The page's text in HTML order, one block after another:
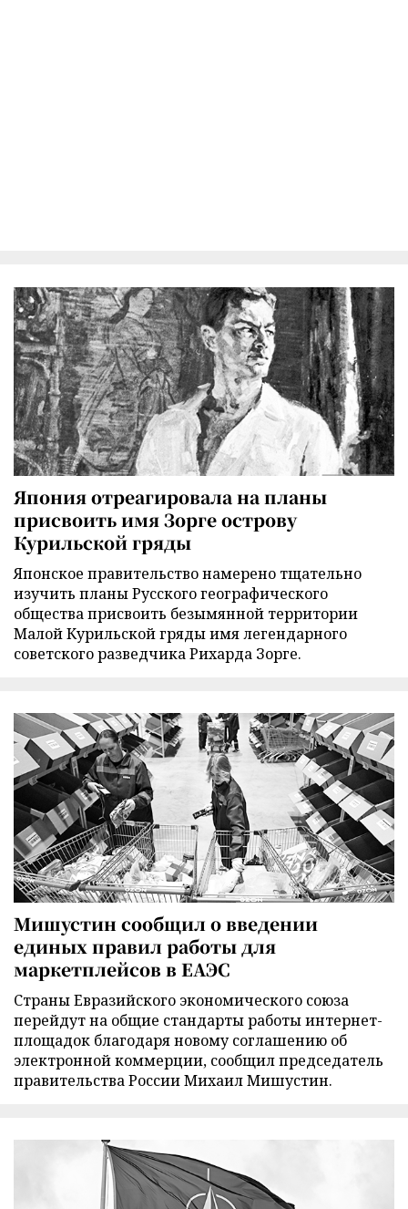
Япония отреагировала на планы
присвоить имя Зорге острову
Курильской гряды
Японское правительство намерено тщательно
изучить планы Русского географического
общества присвоить безымянной территории
Малой Курильской гряды имя легендарного
советского разведчика Рихарда Зорге.
Мишустин сообщил о введении
единых правил работы для
маркетплейсов в ЕАЭС
Страны Евразийского экономического союза
перейдут на общие стандарты работы интернет-
площадок благодаря новому соглашению об
электронной коммерции, сообщил председатель
правительства России Михаил Мишустин.